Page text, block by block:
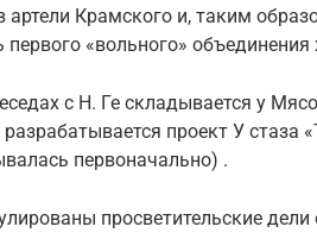
артели Крамского и, таким
первого «вольного»
с Н. Ге складывается у
разрабатывается проект У
первоначально) .
просветительские